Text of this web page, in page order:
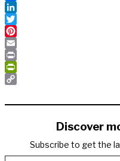
Facebook
LinkedIn
Twitter
Pinterest
Email
Print
PrintFriendly
Link
Discover
Subscribe to get the
Type your email…